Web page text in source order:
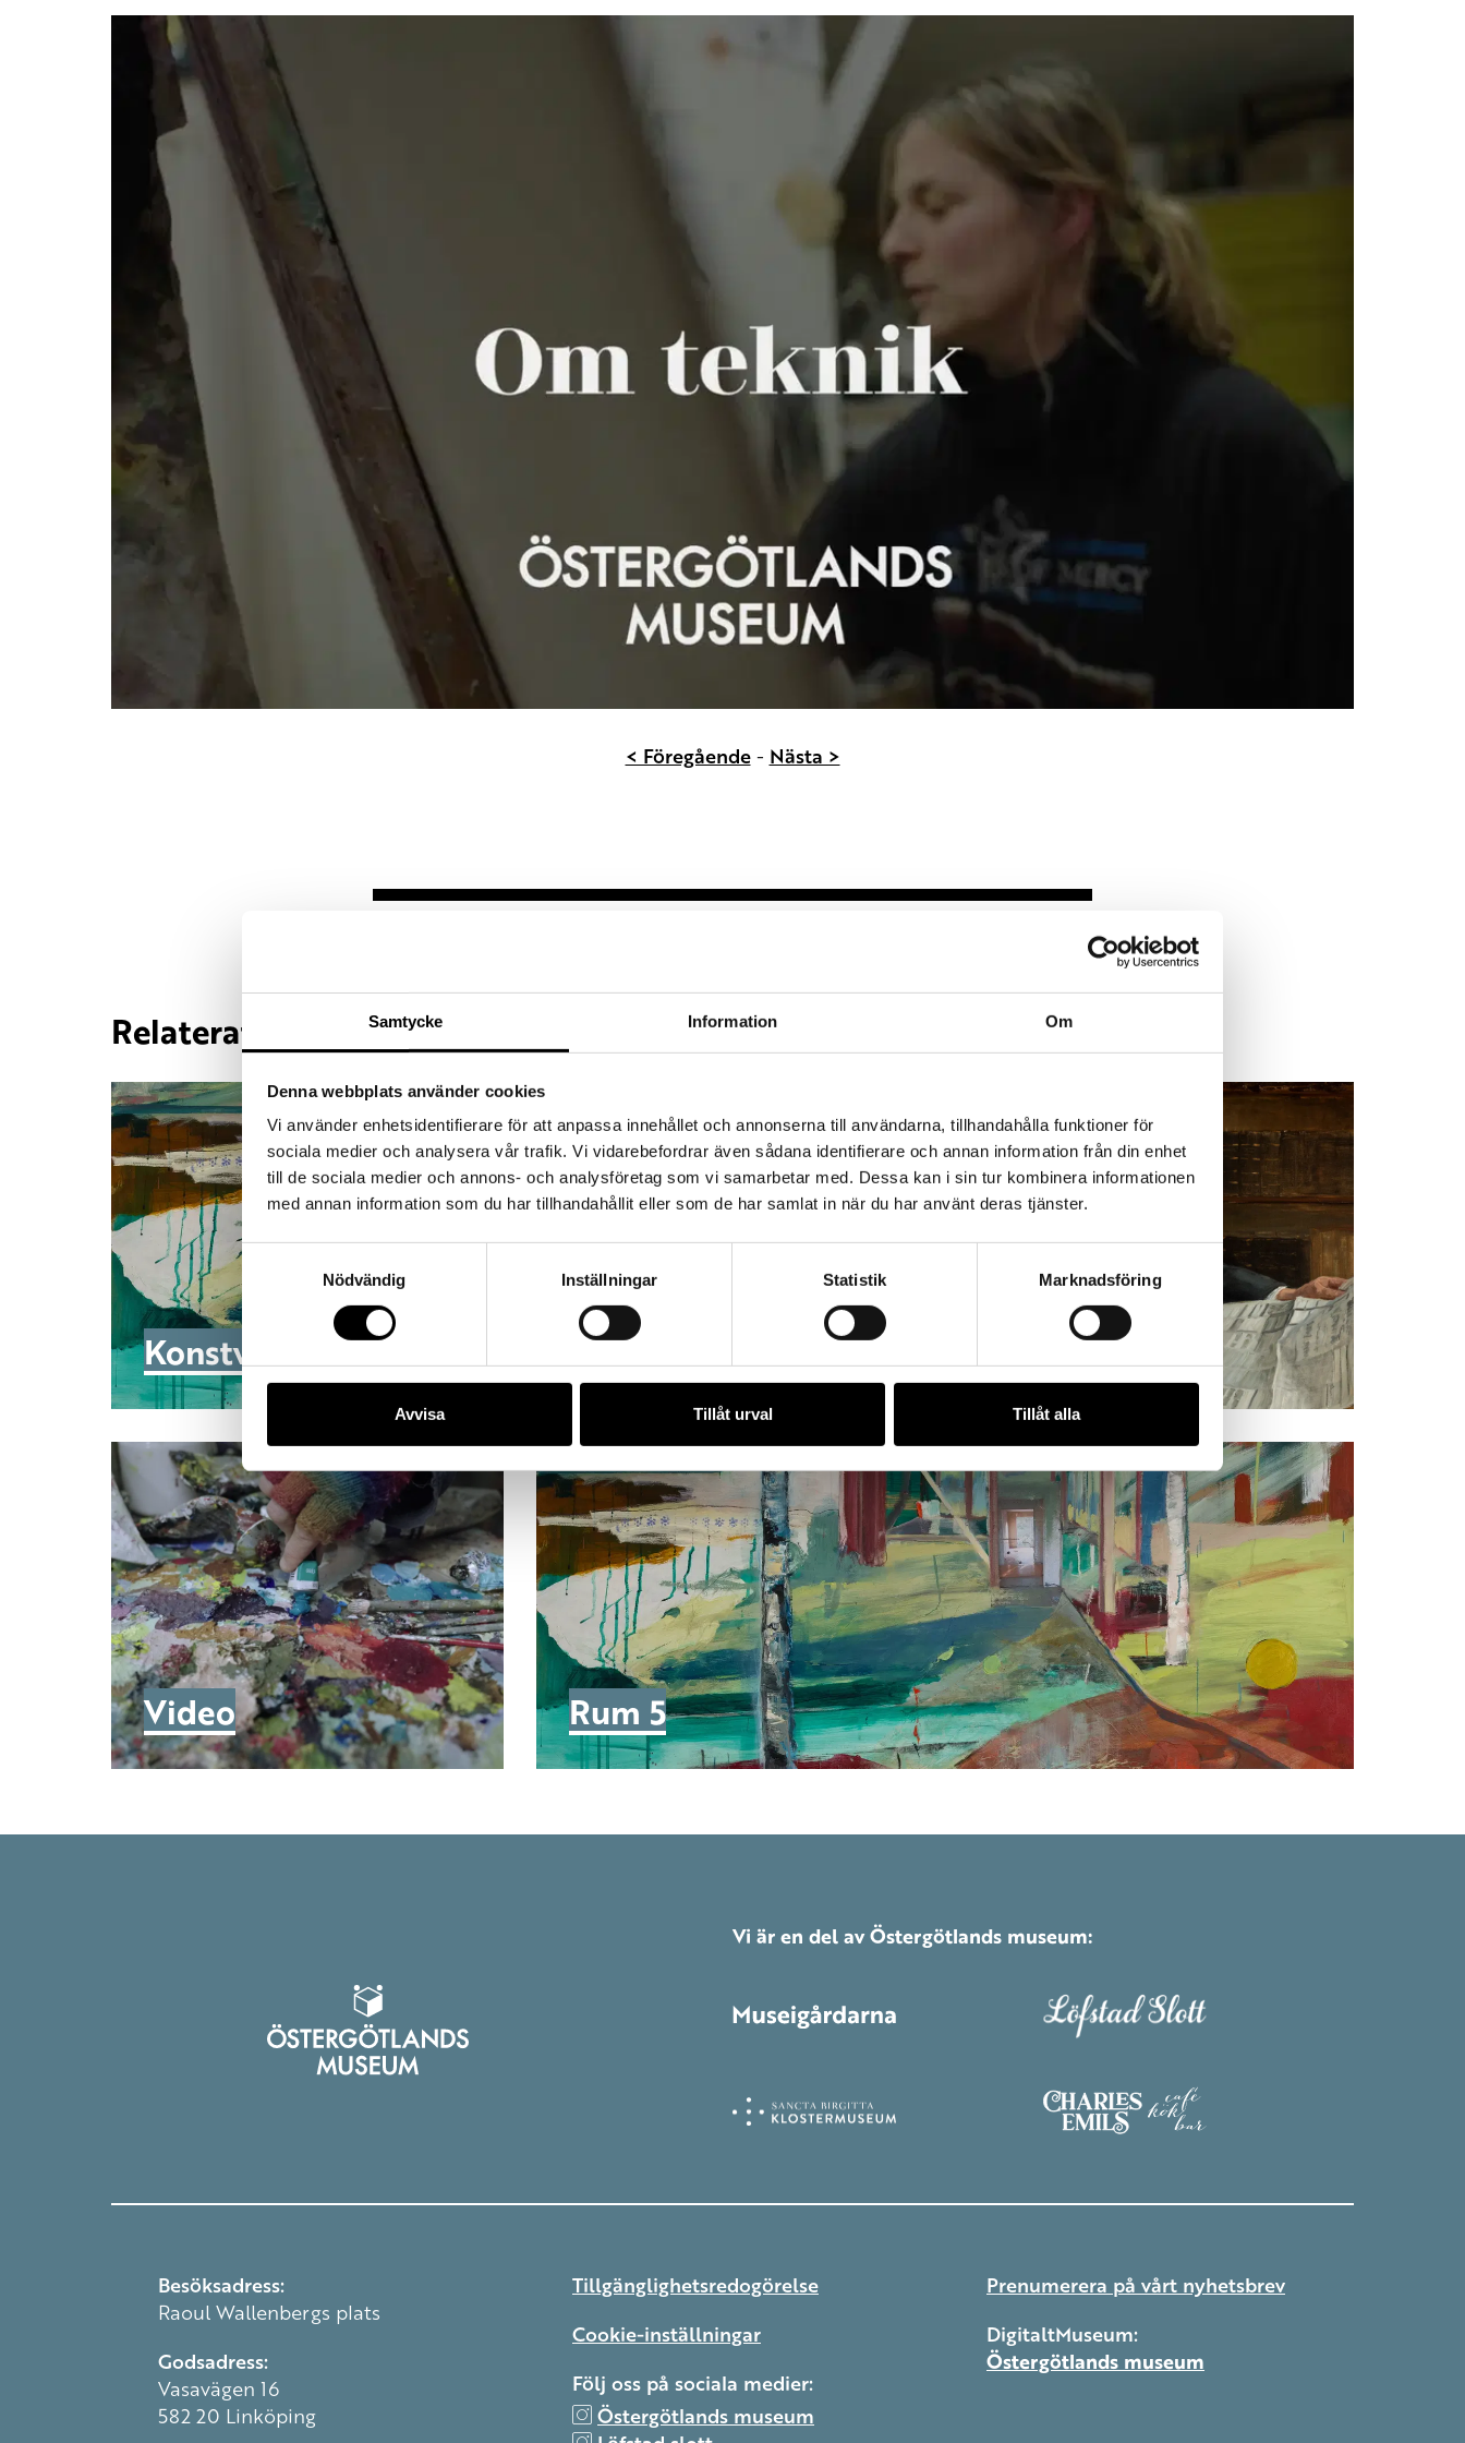
Samtycke Information Om
Denna webbplats använder cookies
Vi använder enhetsidentifierare för att anpassa innehållet och annonserna till användarna, tillhandahålla funktioner för
sociala medier och analysera vår trafik. Vi vidarebefordrar även sådana identifierare och annan information från din enhet
till de sociala medier och annons- och analysföretag som vi samarbetar med. Dessa kan i sin tur kombinera informationen
med annan information som du har tillhandahållit eller som de har samlat in när du har använt deras tjänster.
Samtyckesval
Nödvändig
Inställningar Statistik Marknadsföring
Avvisa Tillåt urval Tillåt alla
< Föregående- Nästa >
Relaterat i rum 5
Konstverk Ämnen
Video Rum 5
Vi är en del av Östergötlands museum:
Besöksadress:
Raoul Wallenbergs plats
Godsadress:
Vasavägen 16
582 20 Linköping
Tillgänglighetsredogörelse
Cookie-inställningar
Följ oss på sociala medier:
Östergötlands museum
Prenumerera på vårt nyhetsbrev
DigitaltMuseum:
Östergötlands museum